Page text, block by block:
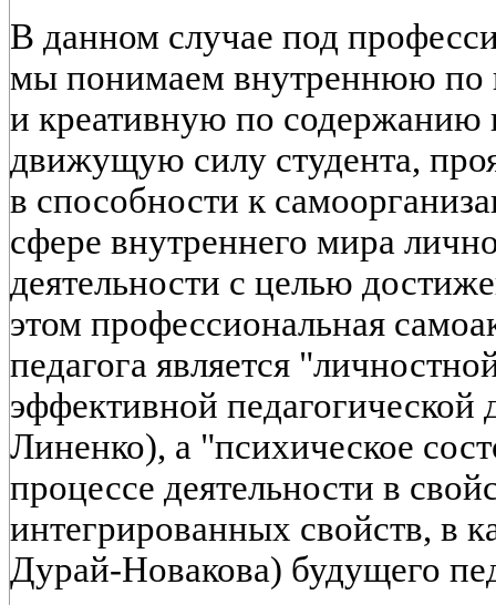
В данном случае под
мы понимаем внутреннюю по
и креативную по содержанию
движущую силу студента,
в способности к
сфере внутреннего мира
деятельности с целью
этом профессиональная
педагога является
эффективной педагогической
Линенко), а "психическое
процессе деятельности в
интегрированных свойств, в
Дурай-Новакова) будущего